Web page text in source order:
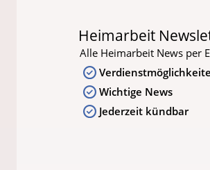
Heimarbeit
Alle Heimarbeit News per
Wichtige News
Jederzeit kündbar